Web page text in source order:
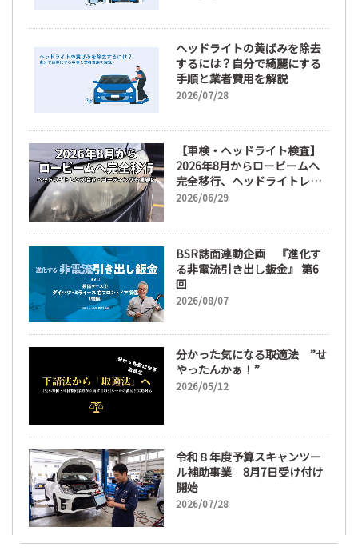
ヘッドライトの黄ばみを除去
するには？自分で綺麗にする
手順と業者費用を解説
2026/07/28
【車検・ヘッドライト検査】
2026年8月からロービームへ
完全移行、ヘッドライトレン
ズ磨き・コーティングも重要
2026/06/29
BSR誌面連動企画 『進化す
る非電流引き出し鈑金』 第6
回
2026/08/07
分かった気になる取適法 ”せ
やったんかぁ！”
2026/05/12
令和８年度予算スキャンツー
ル補助事業 8月7日受け付け
開始
2026/07/28